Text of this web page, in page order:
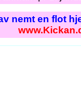
nemt en flot